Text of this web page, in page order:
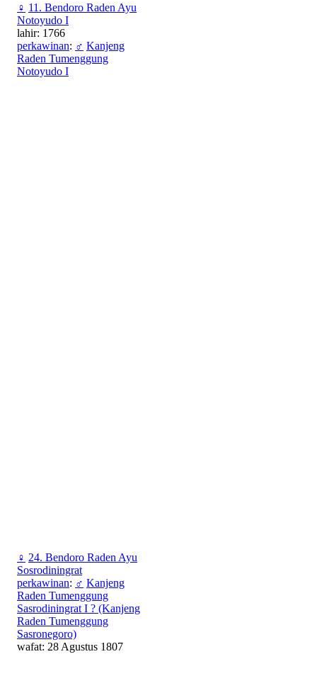
♀ 11. Bendoro Raden Ayu
Notoyudo I
lahir: 1766
perkawinan: ♂ Kanjeng
Raden Tumenggung
Notoyudo I
♀ 24. Bendoro Raden Ayu
Sosrodiningrat
perkawinan: ♂ Kanjeng
Raden Tumenggung
Sasrodiningrat I ? (Kanjeng
Raden Tumenggung
Sasronegoro)
wafat: 28 Agustus 1807